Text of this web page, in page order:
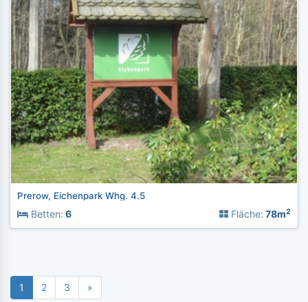
Prerow, Eichenpark Whg. 4.5
Betten: 6 Fläche: 78m2
1 2 3 »